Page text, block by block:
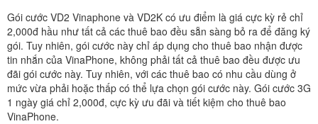
Gói cước VD2 Vinaphone và VD2K có ưu điểm là giá cực kỳ rẻ chỉ
2,000đ hầu như tất cả các thuê bao đều sẵn sàng bỏ ra để đăng ký
gói. Tuy nhiên, gói cước này chỉ áp dụng cho thuê bao nhận được
tin nhắn của VinaPhone, không phải tất cả thuê bao đều được ưu
đãi gói cước này. Tuy nhiên, với các thuê bao có nhu cầu dùng ở
mức vừa phải hoặc thấp có thể lựa chọn gói cước này. Gói cước 3G
1 ngày giá chỉ 2,000đ, cực kỳ ưu đãi và tiết kiệm cho thuê bao
VinaPhone.